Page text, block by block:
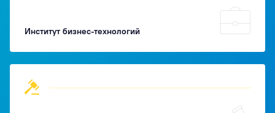
Институт бизнес-технологий